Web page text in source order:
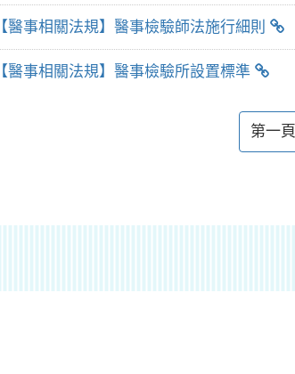
【醫事相關法規】醫事檢驗師法施行細則
【醫事相關法規】醫事檢驗所設置標準
第一頁